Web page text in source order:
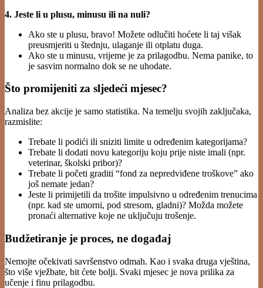
4. Jeste li u plusu, minusu ili na nuli?
Ako ste u plusu, bravo! Možete odlučiti hoćete li taj višak
preusmjeriti u štednju, ulaganje ili otplatu duga.
Ako ste u minusu, vrijeme je za prilagodbu. Nema panike, to
je sasvim normalno dok se ne uhodate.
Što promijeniti za sljedeći mjesec?
Analiza bez akcije je samo statistika. Na temelju svojih zaključaka,
razmislite:
Trebate li podići ili sniziti limite u određenim kategorijama?
Trebate li dodati novu kategoriju koju prije niste imali (npr.
veterinar, školski pribor)?
Trebate li početi graditi “fond za nepredviđene troškove” ako
još nemate jedan?
Jeste li primijetili da trošite impulsivno u određenim trenucima
(npr. kad ste umorni, pod stresom, gladni)? Možda možete
pronaći alternative koje ne uključuju trošenje.
Budžetiranje je proces, ne događaj
Nemojte očekivati savršenstvo odmah. Kao i svaka druga vještina,
što više vježbate, bit ćete bolji. Svaki mjesec je nova prilika za
učenje i finu prilagodbu.